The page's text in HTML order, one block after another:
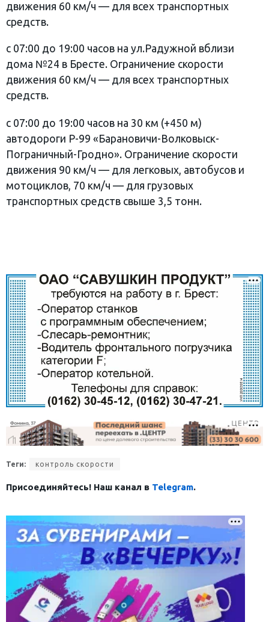
движения 60 км/ч — для всех транспортных
средств.
с 07:00 до 19:00 часов на ул.Радужной вблизи
дома №24 в Бресте. Ограничение скорости
движения 60 км/ч — для всех транспортных
средств.
с 07:00 до 19:00 часов на 30 км (+450 м)
автодороги Р-99 «Барановичи-Волковыск-
Пограничный-Гродно». Ограничение скорости
движения 90 км/ч — для легковых, автобусов и
мотоциклов, 70 км/ч — для грузовых
транспортных средств свыше 3,5 тонн.
Теги: контроль скорости
Присоединяйтесь! Наш канал в Telegram.